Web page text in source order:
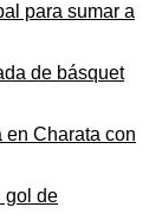
para sumar a
en Charata con